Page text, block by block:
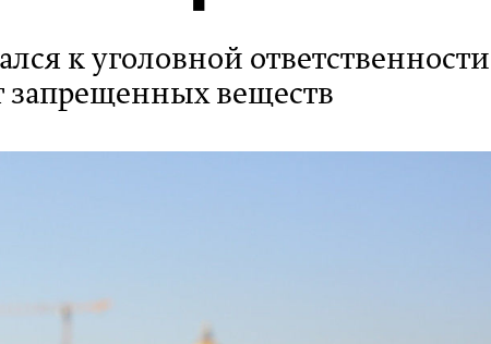
к уголовной ответственности
запрещенных веществ